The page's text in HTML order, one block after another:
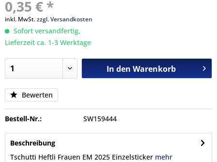
0,35 € *
inkl. MwSt.zzgl. Versandkosten
Sofort versandfertig,
Lieferzeit ca. 1-3 Werktage
In den Warenkorb
Bewerten
Bestell-Nr.: SW159444
Beschreibung
Tschutti Heftli Frauen EM 2025 Einzelsticker mehr